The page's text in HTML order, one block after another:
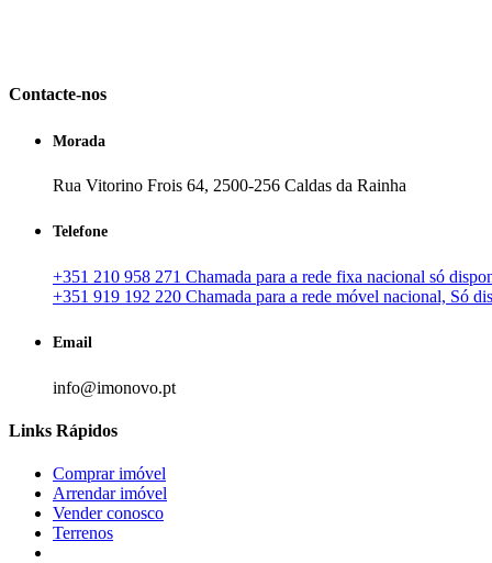
Contacte-nos
Morada
Rua Vitorino Frois 64, 2500-256 Caldas da Rainha
Telefone
+351 210 958 271 Chamada para a rede fixa nacional só
+351 919 192 220 Chamada para a rede móvel nacional, Só
Email
info@imonovo.pt
Links Rápidos
Comprar imóvel
Arrendar imóvel
Vender conosco
Terrenos